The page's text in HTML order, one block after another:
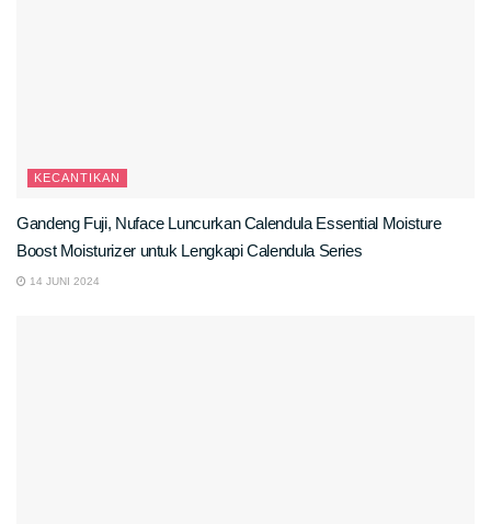
KECANTIKAN
Gandeng Fuji, Nuface Luncurkan Calendula Essential Moisture
Boost Moisturizer untuk Lengkapi Calendula Series
14 JUNI 2024